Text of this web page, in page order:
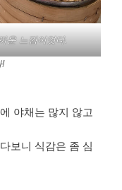
운 느낌이엇다.
!
야채는 많지 않고
보니 식감은 좀 심